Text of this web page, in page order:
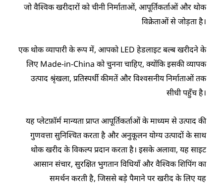
जो वैश्विक खरीदारों को चीनी निर्माताओं, आपूर्तिकर्ताओं और थोक
विक्रेताओं से जोड़ता है।
एक थोक व्यापारी के रूप में, आपको LED हेडलाइट बल्ब खरीदने के
लिए Made-in-China को चुनना चाहिए, क्योंकि इसकी व्यापक
उत्पाद श्रृंखला, प्रतिस्पर्धी कीमतें और विश्वसनीय निर्माताओं तक
सीधी पहुँच है।
यह प्लेटफ़ॉर्म मान्यता प्राप्त आपूर्तिकर्ताओं के माध्यम से उत्पाद की
गुणवत्ता सुनिश्चित करता है और अनुकूलन योग्य उत्पादों के साथ
थोक खरीद के विकल्प प्रदान करता है। इसके अलावा, यह साइट
आसान संचार, सुरक्षित भुगतान विधियाँ और वैश्विक शिपिंग का
समर्थन करती है, जिससे बड़े पैमाने पर खरीद के लिए यह